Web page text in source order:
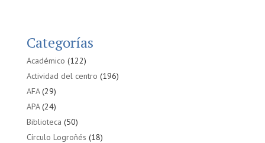
Categorías
Académico (122)
Actividad del centro (196)
AFA(29)
APA(24)
Biblioteca (50)
Círculo Logroñés (18)